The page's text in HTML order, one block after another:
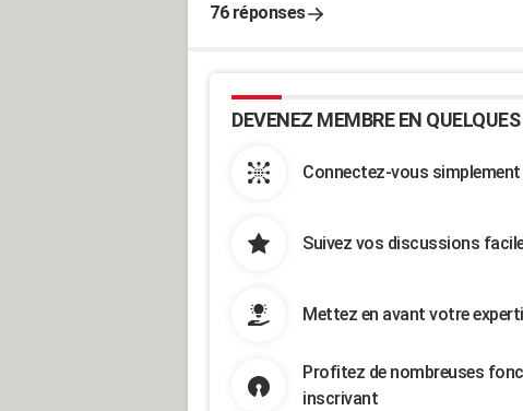
76 réponses
DEVENEZ MEMBRE EN
Connectez-vous
Suivez vos discussions
Mettez en avant votre
Profitez de nombreuses
inscrivant